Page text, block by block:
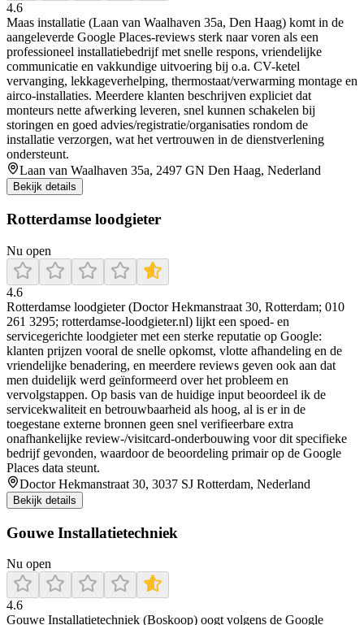
4.6
Maas installatie (Laan van Waalhaven 35a, Den Haag) komt in de
aangeleverde Google Places-reviews sterk naar voren als een
professioneel installatiebedrijf met snelle respons, vriendelijke
communicatie en vakkundige uitvoering bij o.a. CV-ketel
vervanging, lekkageverhelping, thermostaat/verwarming montage en
airco-installaties. Meerdere klanten beschrijven expliciet dat
monteurs nette afwerking leveren, snel kunnen schakelen bij
storingen en goed advies/registratie/organisaties rondom de
installatie verzorgen, wat het vertrouwen in de dienstverlening
ondersteunt.
Laan van Waalhaven 35a, 2497 GN Den Haag, Nederland
Bekijk details
Rotterdamse loodgieter
Nu open
4.6
Rotterdamse loodgieter (Doctor Hekmanstraat 30, Rotterdam; 010
261 3295; rotterdamse-loodgieter.nl) lijkt een spoed- en
servicegerichte loodgieter met een sterke reputatie op Google:
klanten prijzen vooral de snelle opkomst, vlotte afhandeling en de
vriendelijke benadering, en meerdere reviews geven ook aan dat
men duidelijk werd geïnformeerd over het probleem en
vervolgstappen. Op basis van de huidige input beoordeel ik de
servicekwaliteit en betrouwbaarheid als hoog, al is er in de
toegestane externe bronnen geen snel verifieerbare extra
onafhankelijke review-/visitcard-onderbouwing voor dit specifieke
bedrijf gevonden, waardoor de beoordeling primair op de Google
Places data steunt.
Doctor Hekmanstraat 30, 3037 SJ Rotterdam, Nederland
Bekijk details
Gouwe Installatietechniek
Nu open
4.6
Gouwe Installatietechniek (Boskoop) oogt volgens de Google